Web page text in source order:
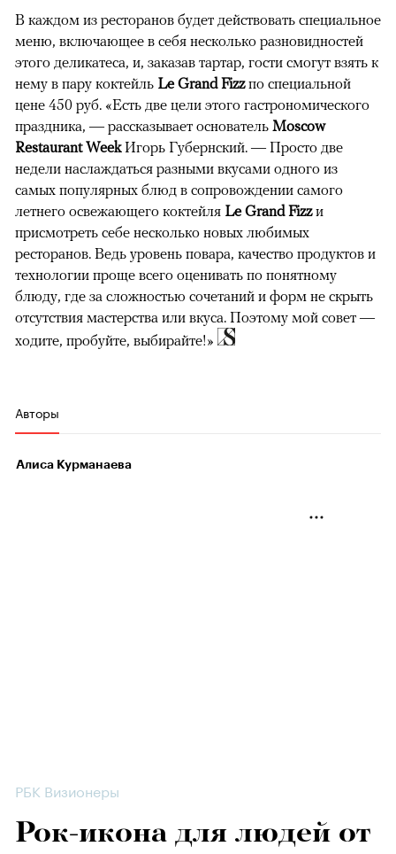
В каждом из ресторанов будет действовать специальное
меню, включающее в себя несколько разновидностей
этого деликатеса, и, заказав тартар, гости смогут взять к
нему в пару коктейль Le Grand Fizzпо специальной
цене 450 руб. «Есть две цели этого гастрономического
праздника, — рассказывает основатель Moscow
Restaurant WeekИгорь Губернский. — Просто две
недели наслаждаться разными вкусами одного из
самых популярных блюд в сопровождении самого
летнего освежающего коктейля Le Grand Fizzи
присмотреть себе несколько новых любимых
ресторанов. Ведь уровень повара, качество продуктов и
технологии проще всего оценивать по понятному
блюду, где за сложностью сочетаний и форм не скрыть
отсутствия мастерства или вкуса. Поэтому мой совет —
ходите, пробуйте, выбирайте!»
Авторы
Алиса Курманаева
РБК Визионеры
Рок-икона для людей от